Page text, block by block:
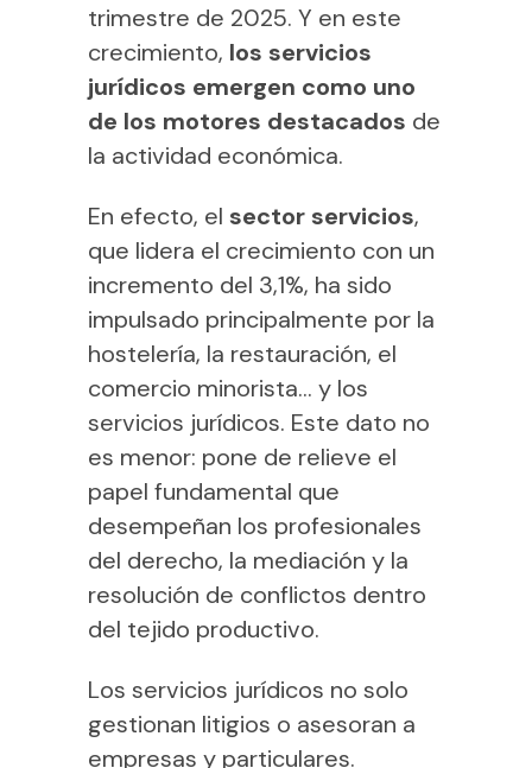
trimestre de 2025. Y en este
crecimiento, los servicios
jurídicos emergen como uno
de los motores destacados de
la actividad económica.
En efecto, el sector servicios,
que lidera el crecimiento con un
incremento del 3,1%, ha sido
impulsado principalmente por la
hostelería, la restauración, el
comercio minorista… y los
servicios jurídicos. Este dato no
es menor: pone de relieve el
papel fundamental que
desempeñan los profesionales
del derecho, la mediación y la
resolución de conflictos dentro
del tejido productivo.
Los servicios jurídicos no solo
gestionan litigios o asesoran a
empresas y particulares.